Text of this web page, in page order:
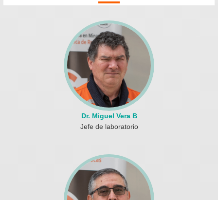
Dr. Miguel Vera B
Jefe de laboratorio